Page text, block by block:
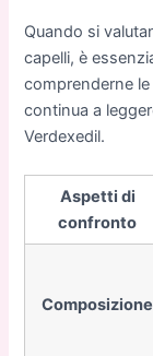
Quando si
capelli, è
comprenderne
continua a
Verdexedil.
Aspetti di
confronto
Composizione